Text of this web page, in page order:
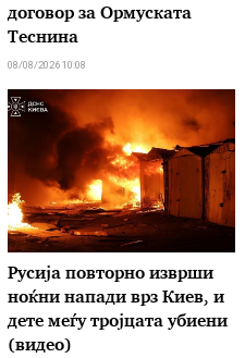
договор за Ормуската
Теснина
08/08/2026 10:08
Русија повторно изврши
ноќни напади врз Киев, и
дете меѓу тројцата убиени
(видео)